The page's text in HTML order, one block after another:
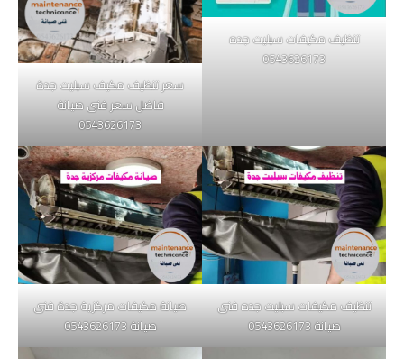
تنظيف مكيفات سبليت جده
0543626173
سعر تنظيف مكيف سبليت جدة
فاضل سعر فنى صيانة
0543626173
تنظيف مكيفات سبليت جده فنى
صيانة 0543626173
صيانة مكيفات مركزية جدة فنى
صيانة 0543626173